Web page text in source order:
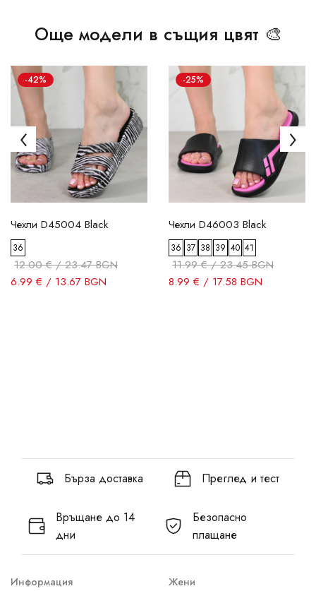
Още модели в същия цвят 🎨
-42%
Чехли D45004 Black
36
12.00 € / 23.47 BGN
6.99 € / 13.67 BGN
-25%
Чехли D46003 Black
36 37 38 39 40 41
11.99 € / 23.45 BGN
8.99 € / 17.58 BGN
Бърза доставка Преглед и тест
Връщане до 14
дни
Безопасно
плащане
Информация Жени